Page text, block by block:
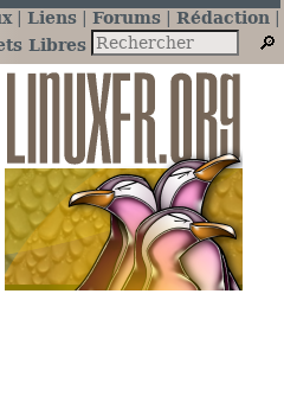
Liens Forums
Rédaction
Libres